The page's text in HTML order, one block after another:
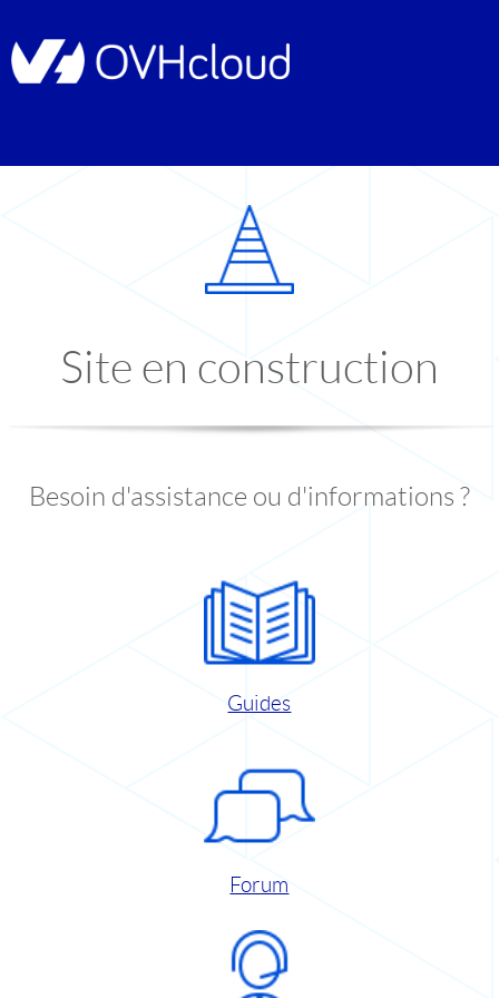
Site en construction
Besoin d'assistance ou d'informations ?
Guides
Forum